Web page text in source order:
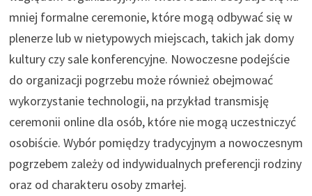
mniej formalne ceremonie, które mogą odbywać się w
plenerze lub w nietypowych miejscach, takich jak domy
kultury czy sale konferencyjne. Nowoczesne podejście
do organizacji pogrzebu może również obejmować
wykorzystanie technologii, na przykład transmisję
ceremonii online dla osób, które nie mogą uczestniczyć
osobiście. Wybór pomiędzy tradycyjnym a nowoczesnym
pogrzebem zależy od indywidualnych preferencji rodziny
oraz od charakteru osoby zmarłej.